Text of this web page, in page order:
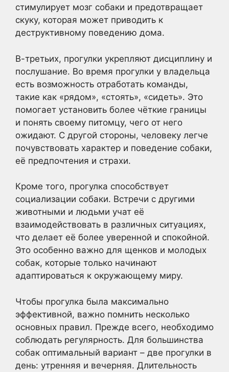
стимулирует мозг собаки и предотвращает
скуку, которая может приводить к
деструктивному поведению дома.
В-третьих, прогулки укрепляют дисциплину и
послушание. Во время прогулки у владельца
есть возможность отработать команды,
такие как «рядом», «стоять», «сидеть». Это
помогает установить более чёткие границы
и понять своему питомцу, чего от него
ожидают. С другой стороны, человеку легче
почувствовать характер и поведение собаки,
её предпочтения и страхи.
Кроме того, прогулка способствует
социализации собаки. Встречи с другими
животными и людьми учат её
взаимодействовать в различных ситуациях,
что делает её более уверенной и спокойной.
Это особенно важно для щенков и молодых
собак, которые только начинают
адаптироваться к окружающему миру.
Чтобы прогулка была максимально
эффективной, важно помнить несколько
основных правил. Прежде всего, необходимо
соблюдать регулярность. Для большинства
собак оптимальный вариант – две прогулки в
день: утренняя и вечерняя. Длительность